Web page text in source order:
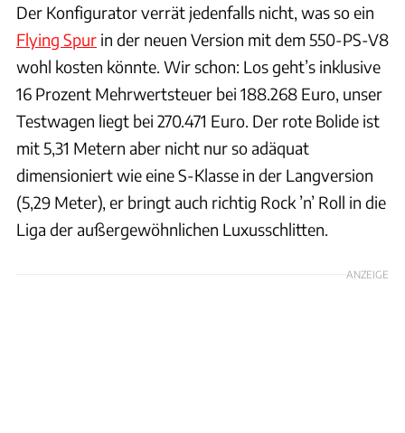
Der Konfigurator verrät jedenfalls nicht, was so ein
Flying Spur in der neuen Version mit dem 550-PS-V8
wohl kosten könnte. Wir schon: Los geht’s inklusive
16 Prozent Mehrwertsteuer bei 188.268 Euro, unser
Testwagen liegt bei 270.471 Euro. Der rote Bolide ist
mit 5,31 Metern aber nicht nur so adäquat
dimensioniert wie eine S-Klasse in der Langversion
(5,29 Meter), er bringt auch richtig Rock ’n’ Roll in die
Liga der außergewöhnlichen Luxusschlitten.
ANZEIGE